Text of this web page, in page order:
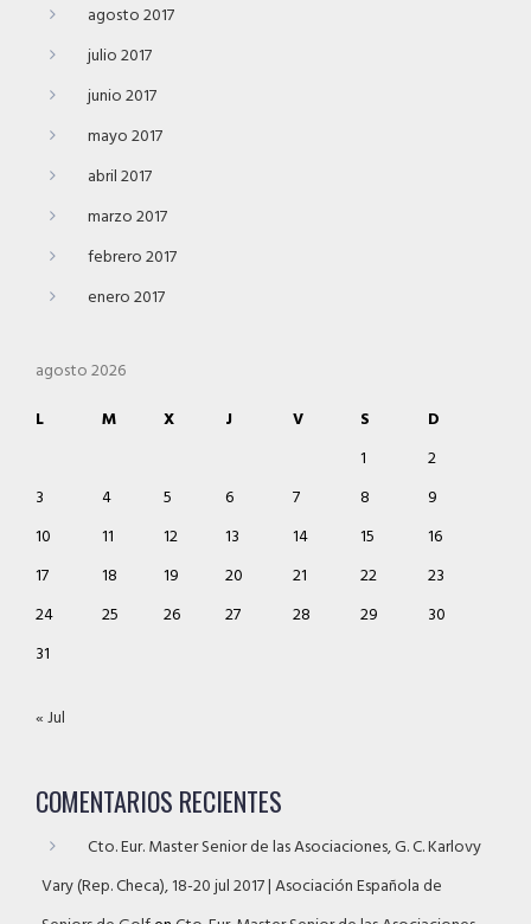
agosto 2017
julio 2017
junio 2017
mayo 2017
abril 2017
marzo 2017
febrero 2017
enero 2017
agosto 2026
L
M X J V S
D
1
2
3
4 5 6 7 8
9
10
11 12 13 14 15
16
17
18 19 20 21 22
23
24
25 26 27 28 29
30
31
« Jul
COMENTARIOS RECIENTES
Cto. Eur. Master Senior de las Asociaciones, G. C. Karlovy
Vary (Rep. Checa), 18-20 jul 2017 | Asociación Española de